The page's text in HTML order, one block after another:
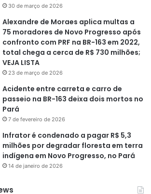
30 de março de 2026
Alexandre de Moraes aplica multas a
75 moradores de Novo Progresso após
confronto com PRF na BR-163 em 2022,
total chega a cerca de R$ 730 milhões;
VEJA LISTA
23 de março de 2026
Acidente entre carreta e carro de
passeio na BR-163 deixa dois mortos no
Pará
7 de fevereiro de 2026
Infrator é condenado a pagar R$ 5,3
milhões por degradar floresta em terra
indígena em Novo Progresso, no Pará
14 de janeiro de 2026